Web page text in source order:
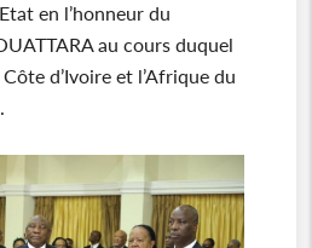
en l’honneur du
au cours duquel
d’Ivoire et l’Afrique du